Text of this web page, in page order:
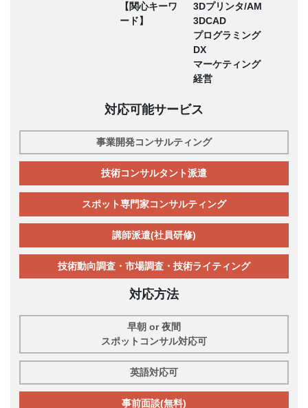
【関心キーワ
ード】
3Dプリンタ/AM
3DCAD
プログラミング
DX
マーケティング
経営
対応可能サービス
事業開発コンサルティング
技術コンサルタント派遣
スポット専門家コンサルティング
講師派遣(社員研修)
技術動向調査・市場調査・技術ライティング
対応方法
早朝 or 夜間
スポットコンサル対応可
英語対応可
事前面談(無料)